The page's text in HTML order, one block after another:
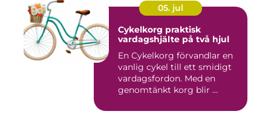
05. jul
Cykelkorg praktisk
vardagshjälte på två hjul
En Cykelkorg förvandlar en
vanlig cykel till ett smidigt
vardagsfordon. Med en
genomtänkt korg blir ...